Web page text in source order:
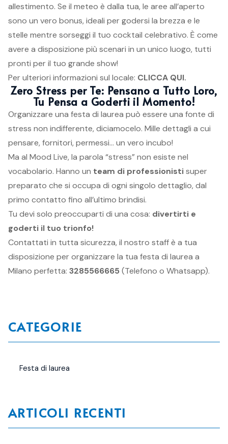
allestimento. Se il meteo è dalla tua, le aree all’aperto
sono un vero bonus, ideali per godersi la brezza e le
stelle mentre sorseggi il tuo cocktail celebrativo. È come
avere a disposizione più scenari in un unico luogo, tutti
pronti per il tuo grande show!
Per ulteriori informazioni sul locale: CLICCA QUI.
Zero Stress per Te: Pensano a Tutto Loro,
Tu Pensa a Goderti il Momento!
Organizzare una festa di laurea può essere una fonte di
stress non indifferente, diciamocelo. Mille dettagli a cui
pensare, fornitori, permessi… un vero incubo!
Ma al Mood Live, la parola “stress” non esiste nel
vocabolario. Hanno un team di professionistisuper
preparato che si occupa di ogni singolo dettaglio, dal
primo contatto fino all’ultimo brindisi.
Tu devi solo preoccuparti di una cosa: divertirti e
goderti il tuo trionfo!
Contattati in tutta sicurezza, il nostro staff è a tua
disposizione per organizzare la tua festa di laurea a
Milano perfetta: 3285566665 (Telefono o Whatsapp).
CATEGORIE
Festa di laurea
ARTICOLI RECENTI